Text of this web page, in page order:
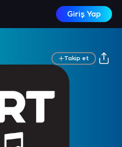
Giriş Yap
Takip et